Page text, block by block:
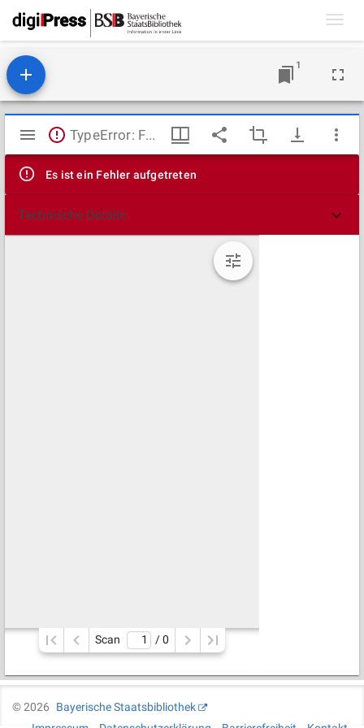
1
Mirador
Viewer
TypeError: Failed to fetch
Es ist ein Fehler aufgetreten
Technische Details
Scan / 0
©2026
Bayerische Staatsbibliothek